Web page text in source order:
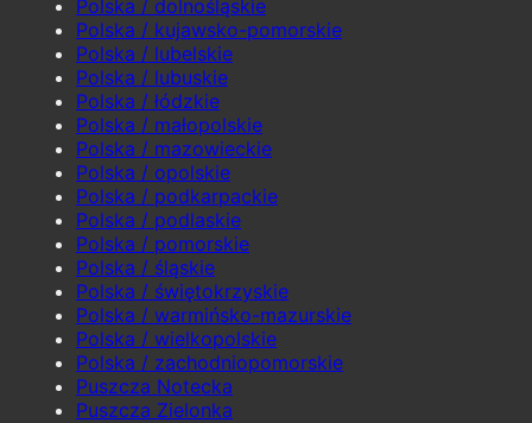
Polska / dolnośląskie
Polska / kujawsko-pomorskie
Polska / lubelskie
Polska / lubuskie
Polska / łódzkie
Polska / małopolskie
Polska / mazowieckie
Polska / opolskie
Polska / podkarpackie
Polska / podlaskie
Polska / pomorskie
Polska / śląskie
Polska / świętokrzyskie
Polska / warmińsko-mazurskie
Polska / wielkopolskie
Polska / zachodniopomorskie
Puszcza Notecka
Puszcza Zielonka